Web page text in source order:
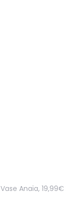
Vase Anaïa, 19,99€